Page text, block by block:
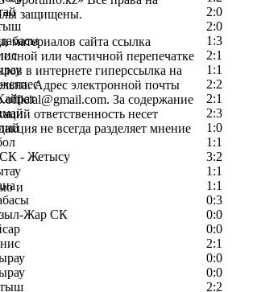
2:0
2:0
1:3
2:1
1:1
2:2
2:1
2:3
1:0
1:1
- Жетысу
3:2
1:1
1:1
0:3
Жар СК
0:0
0:0
2:1
0:0
0:0
2:2
защищены.
материалов сайта ссылка
или частичной перепечатке
в интернете гиперссылка на
Адрес электронной почты
За содержание
ответственность несет
не всегда разделяет мнение
тексте?
и